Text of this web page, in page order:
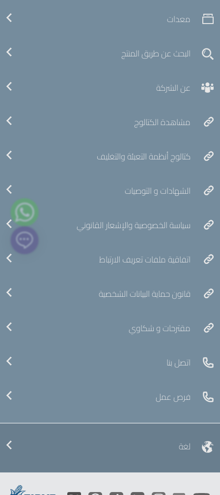
معدات
البحث عن طريق المنتج
عن الشركة
مشاهدة الكتالوج
كتالوج أنظمة التعبئة والتغليف
الشهادات و التوصيات
سياسة الخصوصية والإشعار القانوني
اتفاقية ملفات تعريف الارتباط
قانون حماية البيانات الشخصية
مقترحات و شكاوي
اتصل بنا
فرص عمل
لغة